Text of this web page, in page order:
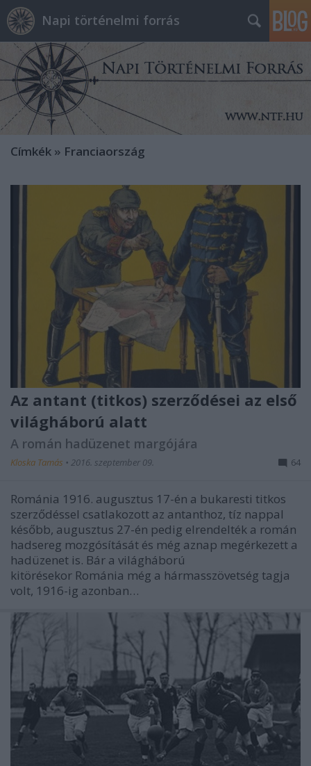
Napi történelmi forrás
Címkék » Franciaország
Az antant (titkos) szerződései az első
világháború alatt
A román hadüzenet margójára
Kloska Tamás • 2016. szeptember 09. 64
Románia 1916. augusztus 17-én a bukaresti titkos
szerződéssel csatlakozott az antanthoz, tíz nappal
később, augusztus 27-én pedig elrendelték a román
hadsereg mozgósítását és még aznap megérkezett a
hadüzenet is. Bár a világháború
kitörésekor Románia még a hármasszövetség tagja
volt, 1916-ig azonban…